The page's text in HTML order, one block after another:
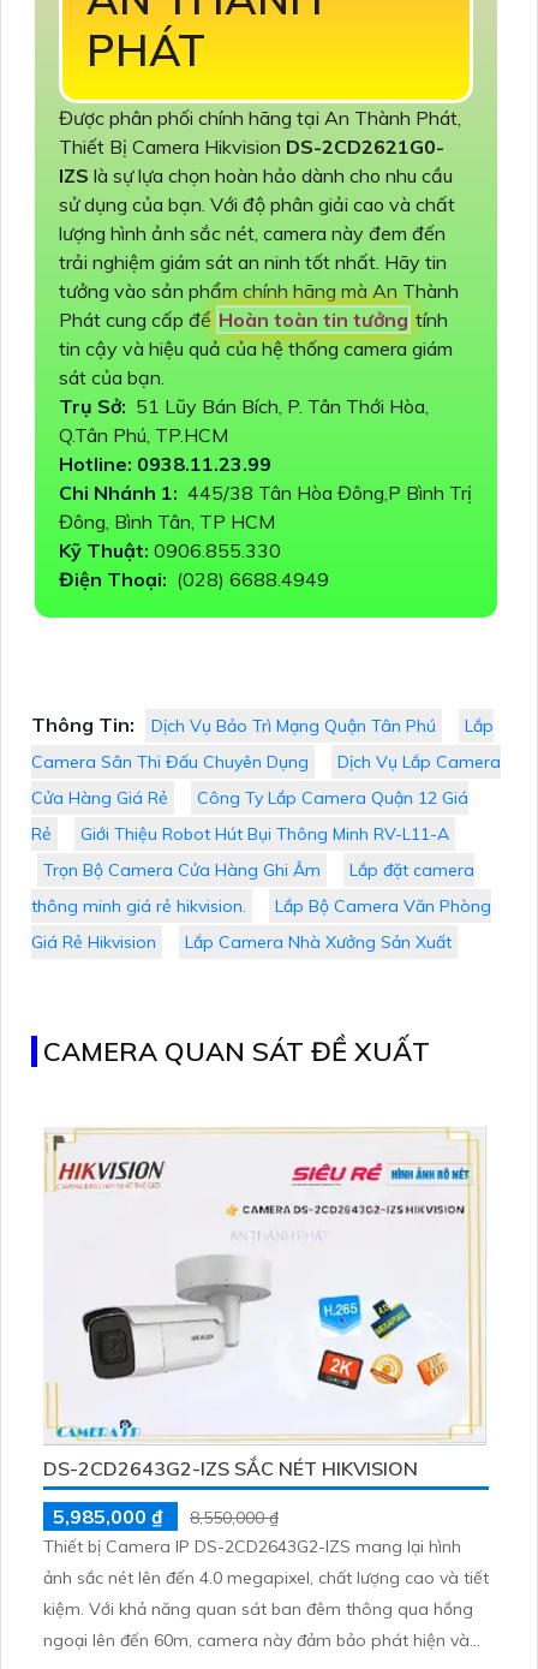
PHÁT
Được phân phối chính hãng tại An Thành Phát,
Thiết Bị Camera Hikvision DS-2CD2621G0-
IZS là sự lựa chọn hoàn hảo dành cho nhu cầu
sử dụng của bạn. Với độ phân giải cao và chất
lượng hình ảnh sắc nét, camera này đem đến
trải nghiệm giám sát an ninh tốt nhất. Hãy tin
tưởng vào sản phẩm chính hãng mà An Thành
Phát cung cấp để Hoàn toàn tin tưởng tính
tin cậy và hiệu quả của hệ thống camera giám
sát của bạn.
Trụ Sở: 51 Lũy Bán Bích, P. Tân Thới Hòa,
Q.Tân Phú, TP.HCM
Hotline: 0938.11.23.99
Chi Nhánh 1: 445/38 Tân Hòa Đông,P Bình Trị
Đông, Bình Tân, TP HCM
Kỹ Thuật: 0906.855.330
Điện Thoại: (028) 6688.4949
Thông Tin: Dịch Vụ Bảo Trì Mạng Quận Tân Phú
Lắp
Camera Sân Thi Đấu Chuyên Dụng
Dịch Vụ Lắp Camera
Cửa Hàng Giá Rẻ
Công Ty Lắp Camera Quận 12 Giá
Rẻ
Giới Thiệu Robot Hút Bụi Thông Minh RV-L11-A
Trọn Bộ Camera Cửa Hàng Ghi Âm
Lắp đặt camera
thông minh giá rẻ hikvision.
Lắp Bộ Camera Văn Phòng
Giá Rẻ Hikvision
Lắp Camera Nhà Xưởng Sản Xuất
CAMERA QUAN SÁT ĐỀ XUẤT
DS-2CD2643G2-IZS SẮC NÉT HIKVISION
5,985,000 ₫
8,550,000 ₫
Thiết bị Camera IP DS-2CD2643G2-IZS mang lại hình
ảnh sắc nét lên đến 4.0 megapixel, chất lượng cao và tiết
kiệm. Với khả năng quan sát ban đêm thông qua hồng
ngoại lên đến 60m, camera này đảm bảo phát hiện và